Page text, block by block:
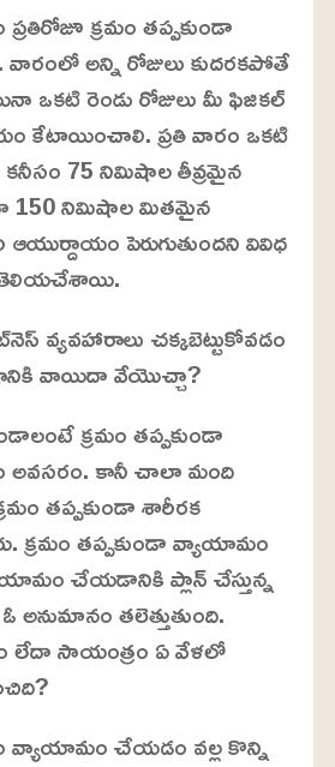
క్రమం తప్పకుండా
అన్ని రోజులు కుదరకపోతే
ఒకటి రెండు రోజులు మీ ఫిజికల్
కేటాయించాలి. ప్రతి వారం ఒకటి
75 నిమిషాల తీవ్రమైన
150 నిమిషాల మితమైన
పెరుగుతుందని వివిధ
తెలియచేశాయి.
వ్యవహారాలు చక్కబెట్టుకోవడం
వాయిదా వేయొచ్చా?
క్రమం తప్పకుండా
కానీ చాలా మంది
తప్పకుండా శారీరక
తప్పకుండా వ్యాయామం
చేయడానికి ప్లాన్ చేస్తున్న
తలెత్తుతుంది.
లేదా సాయంత్రం ఏ వేళలో
చేయడం వల్ల కొన్ని